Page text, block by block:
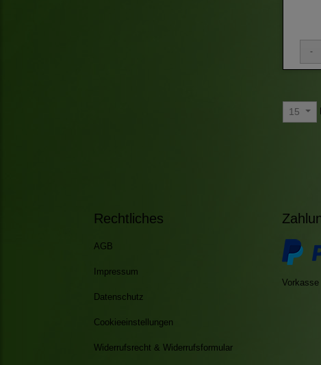
15
Rechtliches
AGB
Impressum
Datenschutz
Cookieeinstellungen
Widerrufsrecht & Widerrufsformular
Vorkasse